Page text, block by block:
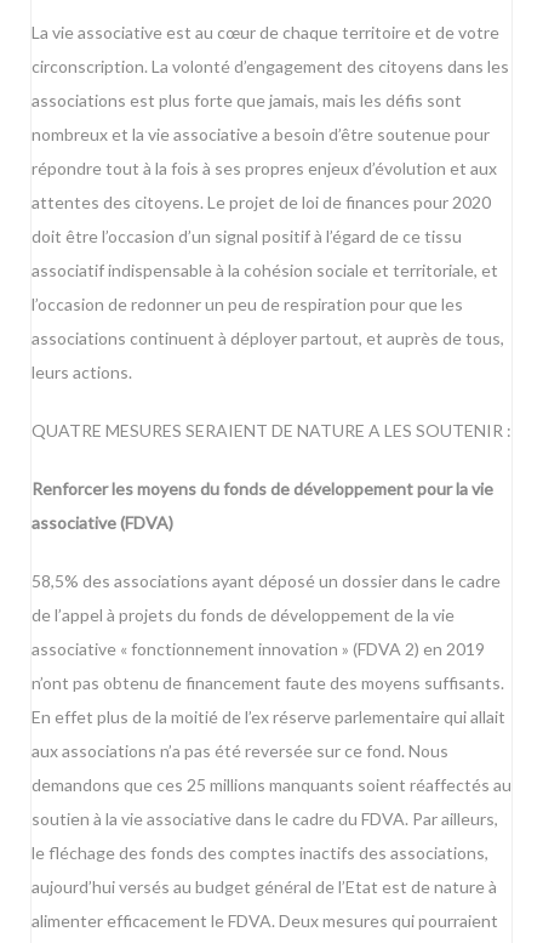
La vie associative est au cœur de chaque territoire et de votre
circonscription. La volonté d’engagement des citoyens dans les
associations est plus forte que jamais, mais les défis sont
nombreux et la vie associative a besoin d’être soutenue pour
répondre tout à la fois à ses propres enjeux d’évolution et aux
attentes des citoyens. Le projet de loi de finances pour 2020
doit être l’occasion d’un signal positif à l’égard de ce tissu
associatif indispensable à la cohésion sociale et territoriale, et
l’occasion de redonner un peu de respiration pour que les
associations continuent à déployer partout, et auprès de tous,
leurs actions.
QUATRE MESURES SERAIENT DE NATURE A LES SOUTENIR :
Renforcer les moyens du fonds de développement pour la vie
associative (FDVA)
58,5% des associations ayant déposé un dossier dans le cadre
de l’appel à projets du fonds de développement de la vie
associative « fonctionnement innovation » (FDVA 2) en 2019
n’ont pas obtenu de financement faute des moyens suffisants.
En effet plus de la moitié de l’ex réserve parlementaire qui allait
aux associations n’a pas été reversée sur ce fond. Nous
demandons que ces 25 millions manquants soient réaffectés au
soutien à la vie associative dans le cadre du FDVA. Par ailleurs,
le fléchage des fonds des comptes inactifs des associations,
aujourd’hui versés au budget général de l’Etat est de nature à
alimenter efficacement le FDVA. Deux mesures qui pourraient